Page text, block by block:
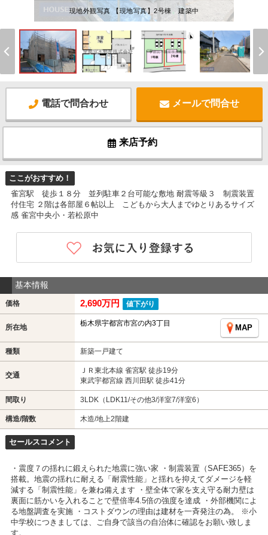
現地外観写真 【現地写真】2号棟 建築中
電話で問合わせ メールで問合せ
来店予約
ここがおすすめ！
雀宮駅 徒歩１８分 並列駐車２台可能な敷地 耐震等級３ 制震装置
付住宅 ２階は各部屋６帖以上 こどもから大人までゆとりあるサイズ
感 雀宮中央小・若松原中
基本情報
価格 2,690万円 値下がり
所在地 栃木県宇都宮市宮の内3丁目
MAP
種類 新築一戸建て
交通
ＪＲ東北本線 雀宮駅 徒歩19分
東武宇都宮線 西川田駅 徒歩41分
間取り 3LDK（LDK11/その他3/洋室7/洋室6）
構造/階数 木造/地上2階建
セールスコメント
・震度７の揺れに鍛えられた地震に強い家 ・制震装置（SAFE365）を
搭載。地震の揺れに耐える「耐震性能」と揺れを抑えてダメージを軽
減する「制震性能」を兼ね備えます ・壁全体で家を支え守る耐力壁は
裏面に筋かいを入れることで壁倍率4.5倍の強度を達成 ・外部機関によ
る地盤調査を実施 ・コストダウンの理由は建材を一斉発注の為。 ※小
中学校につきましては、ご自身で該当の自治体に確認をお願い致しま
す。